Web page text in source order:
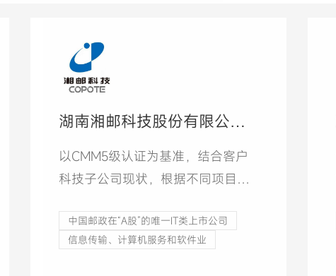
湖南湘邮科技股份有限公司
以CMM5级认证为基准，结合客户
科技子公司现状，根据不同项目类
在进行认证评估过程中，对已有制
度、组织架构、度量数据进行优
中国邮政在“A股”的唯一IT类上市公司
信息传输、计算机服务和软件业